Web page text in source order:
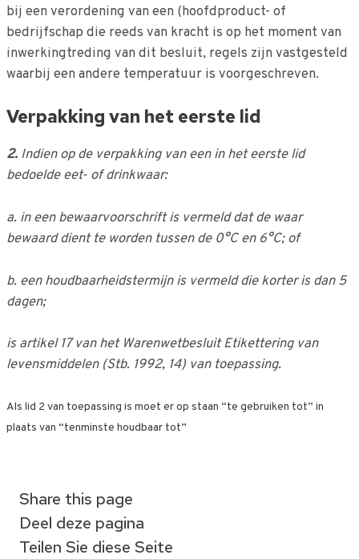
bij een verordening van een (hoofdproduct- of
bedrijfschap die reeds van kracht is op het moment van
inwerkingtreding van dit besluit, regels zijn vastgesteld
waarbij een andere temperatuur is voorgeschreven.
Verpakking van het eerste lid
2. Indien op de verpakking van een in het eerste lid
bedoelde eet- of drinkwaar:
a. in een bewaarvoorschrift is vermeld dat de waar
bewaard dient te worden tussen de 0°C en 6°C; of
b. een houdbaarheidstermijn is vermeld die korter is dan 5
dagen;
is artikel 17 van het Warenwetbesluit Etikettering van
levensmiddelen (Stb. 1992, 14) van toepassing.
Als lid 2 van toepassing is moet er op staan “te gebruiken tot” in
plaats van “tenminste houdbaar tot”
Share this page
Deel deze pagina
Teilen Sie diese Seite